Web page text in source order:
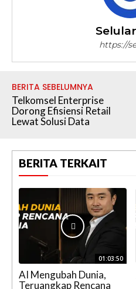
https://
BERITA SEBELUMNYA
Telkomsel Enterprise
Dorong Efisiensi Retail
Lewat Solusi Data
BERITA TERKAIT
01:03:50
AI Mengubah Dunia,
Teruangkap Rencana